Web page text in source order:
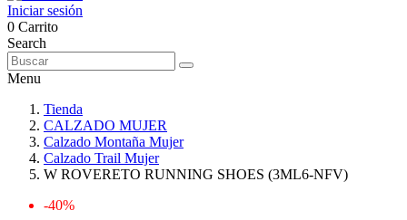
Iniciar sesión
0 Carrito
Search
Menu
Tienda
CALZADO MUJER
Calzado Montaña Mujer
Calzado Trail Mujer
W ROVERETO RUNNING SHOES (3ML6-NFV)
-40%